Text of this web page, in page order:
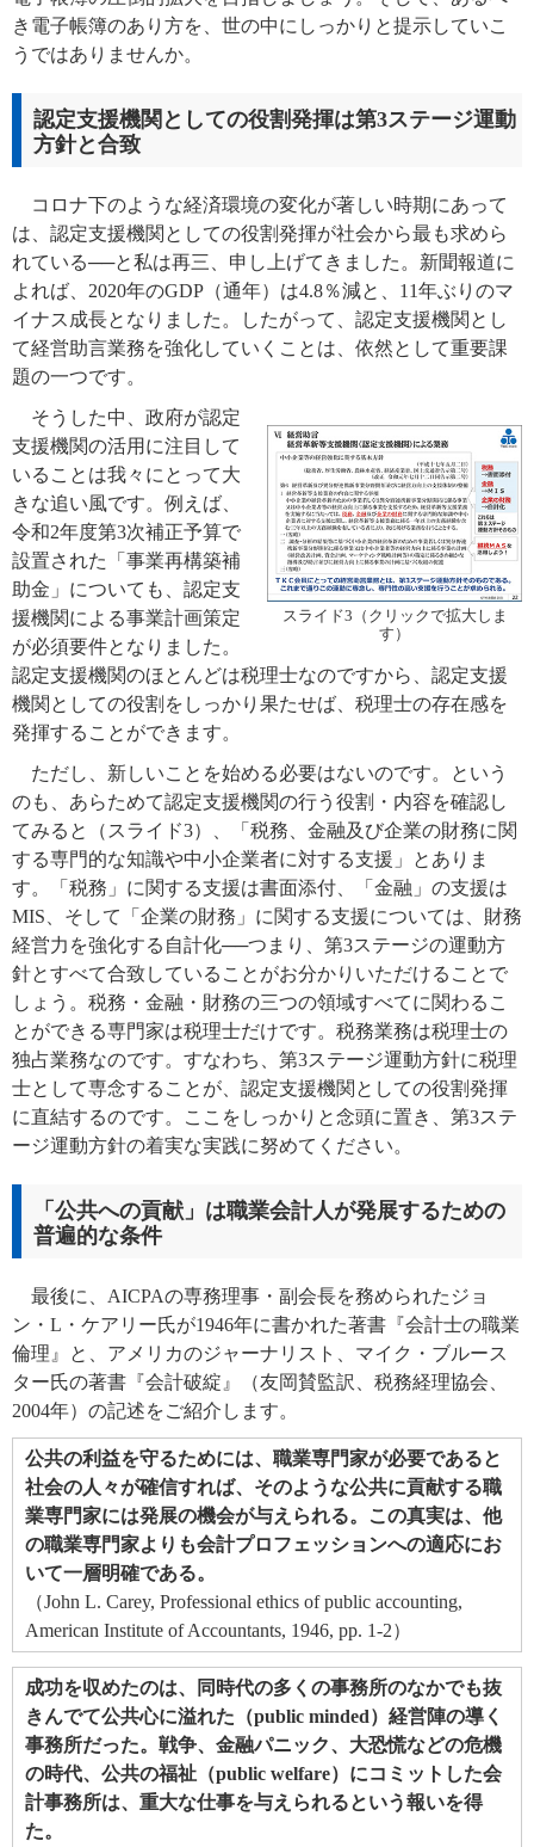
き電子帳簿のあり方を、世の中にしっかりと提示していこ
うではありませんか。
認定支援機関としての役割発揮は第3ステージ運動
方針と合致
コロナ下のような経済環境の変化が著しい時期にあって
は、認定支援機関としての役割発揮が社会から最も求めら
れている──と私は再三、申し上げてきました。新聞報道に
よれば、2020年のGDP（通年）は4.8％減と、11年ぶりのマ
イナス成長となりました。したがって、認定支援機関とし
て経営助言業務を強化していくことは、依然として重要課
題の一つです。
スライド3（クリックで拡大しま
す）
そうした中、政府が認定
支援機関の活用に注目して
いることは我々にとって大
きな追い風です。例えば、
令和2年度第3次補正予算で
設置された「事業再構築補
助金」についても、認定支
援機関による事業計画策定
が必須要件となりました。
認定支援機関のほとんどは税理士なのですから、認定支援
機関としての役割をしっかり果たせば、税理士の存在感を
発揮することができます。
ただし、新しいことを始める必要はないのです。という
のも、あらためて認定支援機関の行う役割・内容を確認し
てみると（スライド3）、「税務、金融及び企業の財務に関
する専門的な知識や中小企業者に対する支援」とありま
す。「税務」に関する支援は書面添付、「金融」の支援は
MIS、そして「企業の財務」に関する支援については、財務
経営力を強化する自計化──つまり、第3ステージの運動方
針とすべて合致していることがお分かりいただけることで
しょう。税務・金融・財務の三つの領域すべてに関わるこ
とができる専門家は税理士だけです。税務業務は税理士の
独占業務なのです。すなわち、第3ステージ運動方針に税理
士として専念することが、認定支援機関としての役割発揮
に直結するのです。ここをしっかりと念頭に置き、第3ステ
ージ運動方針の着実な実践に努めてください。
「公共への貢献」は職業会計人が発展するための
普遍的な条件
最後に、AICPAの専務理事・副会長を務められたジョ
ン・L・ケアリー氏が1946年に書かれた著書『会計士の職業
倫理』と、アメリカのジャーナリスト、マイク・ブルース
ター氏の著書『会計破綻』（友岡賛監訳、税務経理協会、
2004年）の記述をご紹介します。
公共の利益を守るためには、職業専門家が必要であると
社会の人々が確信すれば、そのような公共に貢献する職
業専門家には発展の機会が与えられる。この真実は、他
の職業専門家よりも会計プロフェッションへの適応にお
いて一層明確である。
（John L. Carey, Professional ethics of public accounting,
American Institute of Accountants, 1946, pp. 1-2）
成功を収めたのは、同時代の多くの事務所のなかでも抜
きんでて公共心に溢れた（public minded）経営陣の導く
事務所だった。戦争、金融パニック、大恐慌などの危機
の時代、公共の福祉（public welfare）にコミットした会
計事務所は、重大な仕事を与えられるという報いを得
た。